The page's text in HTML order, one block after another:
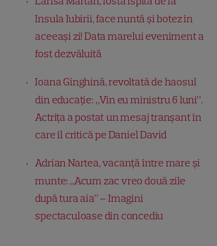
Insula Iubirii, face nuntă și botez în
aceeași zi! Data marelui eveniment a
fost dezvăluită
Ioana Ginghină, revoltată de haosul
din educație: „Vin eu ministru 6 luni”.
Actrița a postat un mesaj tranșant în
care îl critică pe Daniel David
Adrian Nartea, vacanță între mare și
munte: „Acum zac vreo două zile
după tura aia” – Imagini
spectaculoase din concediu